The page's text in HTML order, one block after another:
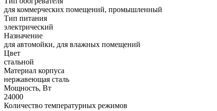
для коммерческих помещений, промышленный
Тип питания
электрический
Назначение
для автомойки, для влажных помещений
Цвет
стальной
Материал корпуса
нержавеющая сталь
Мощность, Вт
24000
Количество температурных режимов